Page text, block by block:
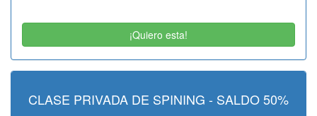
¡Quiero esta!
CLASE PRIVADA DE SPINING - SALDO 50%